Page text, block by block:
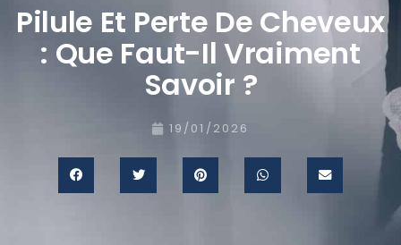
Pilule Et Perte De Cheveux
: Que Faut-Il Vraiment
Savoir ?
19/01/2026